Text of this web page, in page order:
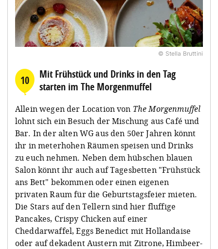
© Stella Bruttini
10
Mit Frühstück und Drinks in den Tag
starten im The Morgenmuffel
Allein wegen der Location von The Morgenmuffel
lohnt sich ein Besuch der Mischung aus Café und
Bar. In der alten WG aus den 50er Jahren könnt
ihr in meterhohen Räumen speisen und Drinks
zu euch nehmen. Neben dem hübschen blauen
Salon könnt ihr auch auf Tagesbetten "Frühstück
ans Bett" bekommen oder einen eigenen
privaten Raum für die Geburtstagsfeier mieten.
Die Stars auf den Tellern sind hier fluffige
Pancakes, Crispy Chicken auf einer
Cheddarwaffel, Eggs Benedict mit Hollandaise
oder auf dekadent Austern mit Zitrone, Himbeer-